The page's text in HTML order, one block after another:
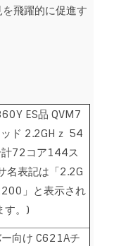
飛躍的に促進す
ES品 QVM7
ド 2.2GHｚ 54
72コア144ス
表記は「2.2G
」と表示され
す。)
向け C621Aチ